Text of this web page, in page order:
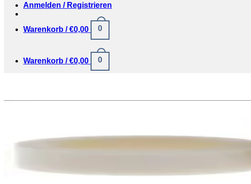
Anmelden / Registrieren
Warenkorb /€0,00 0
Warenkorb /€0,00 0